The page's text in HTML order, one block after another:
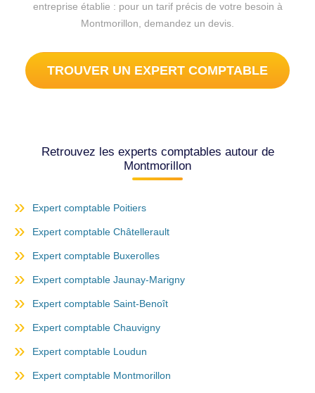
entreprise établie : pour un tarif précis de votre besoin à
Montmorillon, demandez un devis.
TROUVER UN EXPERT COMPTABLE
Retrouvez les experts comptables autour de
Montmorillon
Expert comptable Poitiers
Expert comptable Châtellerault
Expert comptable Buxerolles
Expert comptable Jaunay-Marigny
Expert comptable Saint-Benoît
Expert comptable Chauvigny
Expert comptable Loudun
Expert comptable Montmorillon